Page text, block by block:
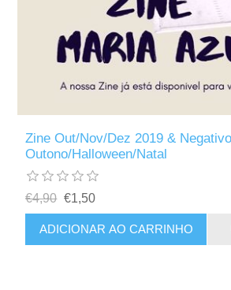
Zine Out/Nov/Dez 2019 &
Outono/Halloween/Natal
€4,90 €1,50